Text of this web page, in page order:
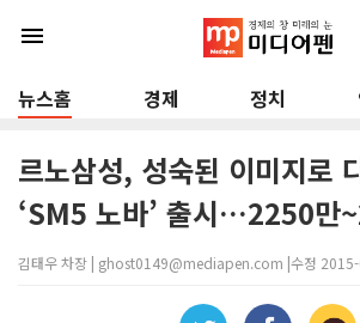
menu
뉴스홈 경제 정치
르노삼성, 성숙된 이미지로
‘SM5 노바’ 출시…2250만
김태우 차장 | ghost0149@mediapen.com |수정